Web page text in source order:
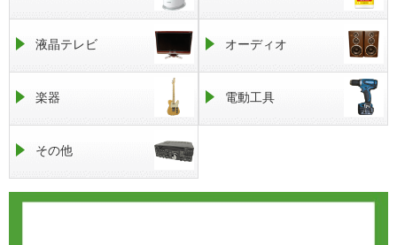
液晶テレビ オーディオ
楽器 電動工具
その他